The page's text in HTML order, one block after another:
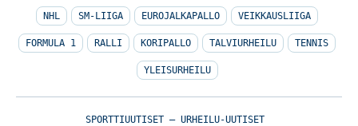
NHL SM-LIIGA EUROJALKAPALLO VEIKKAUSLIIGA
FORMULA 1 RALLI KORIPALLO TALVIURHEILU TENNIS
YLEISURHEILU
SPORTTIUUTISET – URHEILU-UUTISET